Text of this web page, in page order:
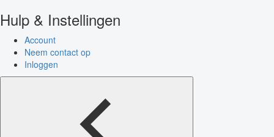
Hulp & Instellingen
Account
Neem contact op
Inloggen